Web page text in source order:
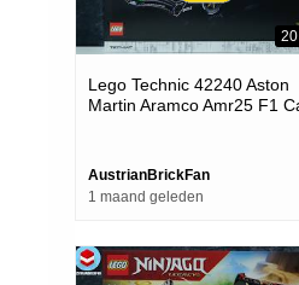
Lego Technic 42240 Aston
Martin Aramco Amr25 F1
AustrianBrickFan
1 maand geleden